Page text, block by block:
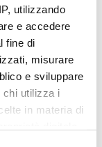
utilizzando
e accedere
fine di
misurare
e sviluppare
chi utilizza i
in materia di